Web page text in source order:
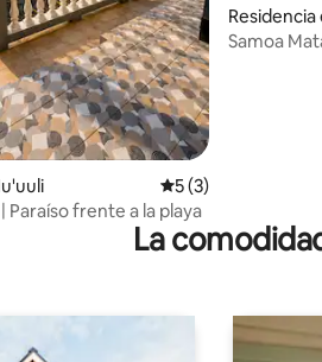
Calificación
5 (3)
Paraíso frente a la playa
Residencia
Samoa
La